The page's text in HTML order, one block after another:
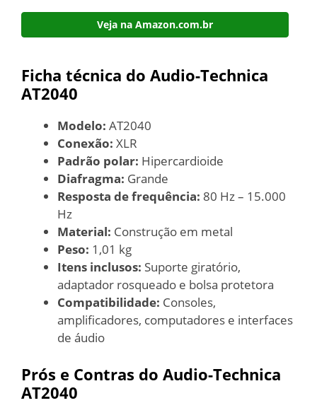
Veja na Amazon.com.br
Ficha técnica do Audio-Technica
AT2040
Modelo: AT2040
Conexão: XLR
Padrão polar: Hipercardioide
Diafragma: Grande
Resposta de frequência: 80 Hz – 15.000
Hz
Material: Construção em metal
Peso: 1,01 kg
Itens inclusos: Suporte giratório,
adaptador rosqueado e bolsa protetora
Compatibilidade: Consoles,
amplificadores, computadores e interfaces
de áudio
Prós e Contras do Audio-Technica
AT2040